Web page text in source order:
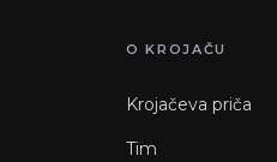
O KROJAČU
Krojačeva priča
Tim